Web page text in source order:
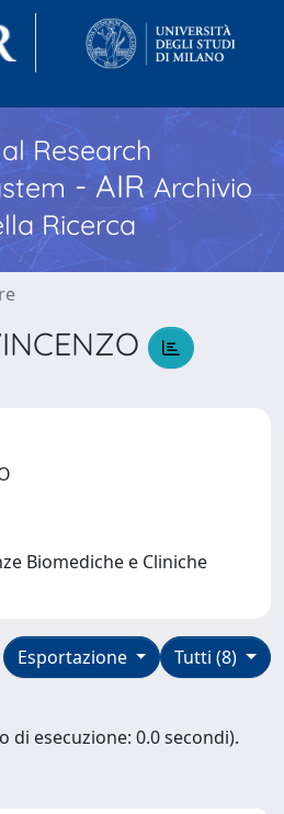
Research
- AIR Archivio
Ricerca
Biomediche e Cliniche
Tutti (8)
Esportazione
di esecuzione: 0.0 secondi).